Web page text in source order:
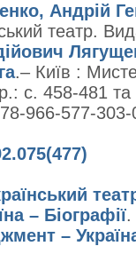
Андрій
театр.
.– Київ :
с. 458-481
966-577-303-
– Біографії
–